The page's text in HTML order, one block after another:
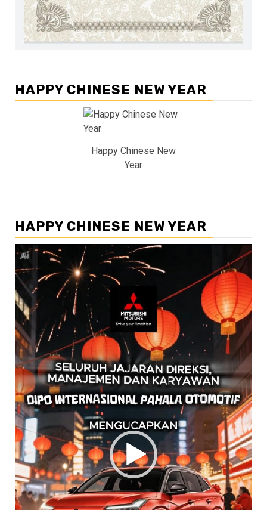
HAPPY CHINESE NEW YEAR
Happy Chinese New
Year
HAPPY CHINESE NEW YEAR
Pemutar